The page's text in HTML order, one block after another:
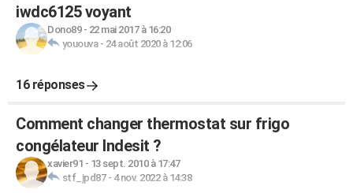
iwdc6125 voyant
Dono89- 22 mai 2017 à 16:20
yououva- 24 août 2020 à 12:06
16 réponses
Comment changer thermostat sur frigo
congélateur Indesit ?
xavier91 - 13 sept. 2010 à 17:47
stf_jpd87- 4 nov. 2022 à 14:38